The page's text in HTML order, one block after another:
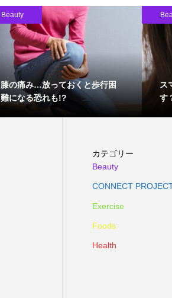
Beauty
膝の痛み…放っておくと歩行困
難になる恐れも!?
ス
す
カテゴリー
Beauty
CONNECT
Exercise
Foods
Health